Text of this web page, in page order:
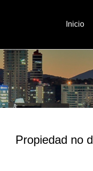
Inicio
Propiedad no